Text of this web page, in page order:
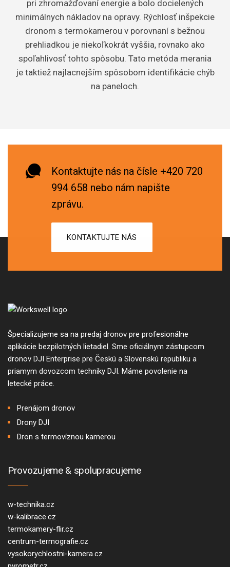
pri zhromažďovaní energie a bolo docielených
minimálnych nákladov na opravy. Rýchlosť inšpekcie
dronom s termokamerou v porovnaní s bežnou
prehliadkou je niekoľkokrát vyššia, rovnako ako
spoľahlivosť tohto spôsobu. Tato metóda merania
je taktiež najlacnejším spôsobom identifikácie chýb
na paneloch.
Kontaktujte nás na čísle +420 720
994 658 nebo nám napište
zprávu.
KONTAKTUJTE NÁS
Špecializujeme sa na predaj dronov pre profesionálne
aplikácie bezpilotných lietadiel. Sme oficiálnym zástupcom
dronov DJI Enterprise pre Českú a Slovenskú republiku a
priamym dovozcom techniky DJI. Máme povolenie na
letecké práce.
Prenájom dronov
Drony DJI
Dron s termovíznou kamerou
Provozujeme & spolupracujeme
w-technika.cz
w-kalibrace.cz
termokamery-flir.cz
centrum-termografie.cz
vysokorychlostni-kamera.cz